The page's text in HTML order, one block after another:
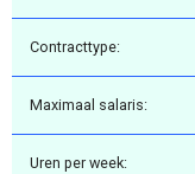
Contracttype:
Maximaal salaris:
Uren per week: